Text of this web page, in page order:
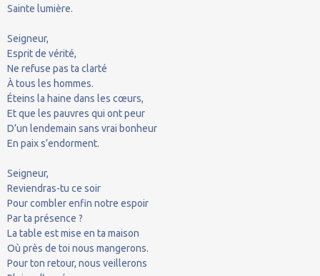
Sainte lumière.
Seigneur,
Esprit de vérité,
Ne refuse pas ta clarté
À tous les hommes.
Éteins la haine dans les cœurs,
Et que les pauvres qui ont peur
D’un lendemain sans vrai bonheur
En paix s’endorment.
Seigneur,
Reviendras-tu ce soir
Pour combler enfin notre espoir
Par ta présence ?
La table est mise en ta maison
Où près de toi nous mangerons.
Pour ton retour, nous veillerons